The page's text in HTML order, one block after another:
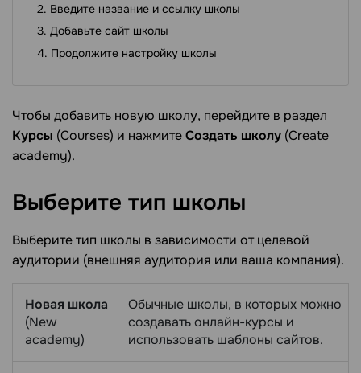
Введите название и ссылку школы
Добавьте сайт школы
Продолжите настройку школы
Чтобы добавить новую школу, перейдите в раздел
Курсы (Courses) и нажмитеСоздать школу (Create
academy).
Выберите тип школы
Выберите тип школы в зависимости от целевой
аудитории (внешняя аудитория или ваша компания).
Новая школа
(New
academy)
Обычные школы, в которых можно
создавать онлайн-курсы и
использовать шаблоны сайтов.